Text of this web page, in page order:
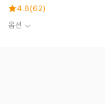
4.8(62)
옵션